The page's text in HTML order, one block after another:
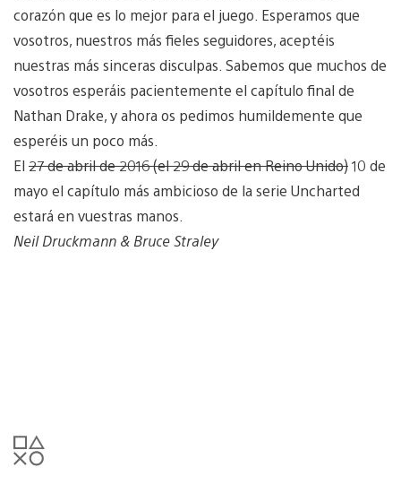
corazón que es lo mejor para el juego. Esperamos que
vosotros, nuestros más fieles seguidores, aceptéis
nuestras más sinceras disculpas. Sabemos que muchos de
vosotros esperáis pacientemente el capítulo final de
Nathan Drake, y ahora os pedimos humildemente que
esperéis un poco más.
El 27 de abril de 2016 (el 29 de abril en Reino Unido)10 de
mayo el capítulo más ambicioso de la serie Uncharted
estará en vuestras manos.
Neil Druckmann & Bruce Straley